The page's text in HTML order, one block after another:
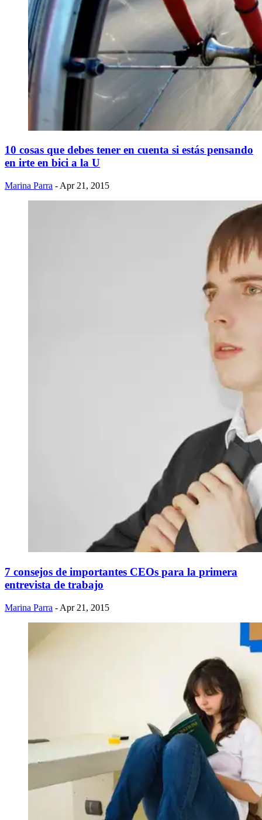
10 cosas que debes tener en cuenta si estás pensando
en irte en bici a la U
Marina Parra - Apr 21, 2015
7 consejos de importantes CEOs para la primera
entrevista de trabajo
Marina Parra - Apr 21, 2015